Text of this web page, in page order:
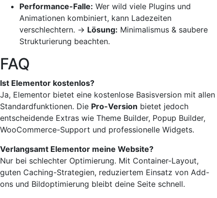
Performance-Falle: Wer wild viele Plugins und
Animationen kombiniert, kann Ladezeiten
verschlechtern. → Lösung: Minimalismus & saubere
Strukturierung beachten.
FAQ
Ist Elementor kostenlos?
Ja, Elementor bietet eine kostenlose Basisversion mit allen
Standardfunktionen. Die Pro-Version bietet jedoch
entscheidende Extras wie Theme Builder, Popup Builder,
WooCommerce-Support und professionelle Widgets.
Verlangsamt Elementor meine Website?
Nur bei schlechter Optimierung. Mit Container-Layout,
guten Caching-Strategien, reduziertem Einsatz von Add-
ons und Bildoptimierung bleibt deine Seite schnell.